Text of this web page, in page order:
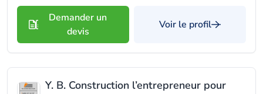
Demander un
devis
Voir le profil
Y. B. Construction l’entrepreneur pour